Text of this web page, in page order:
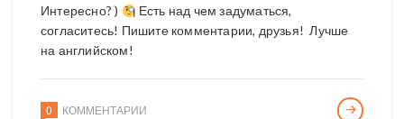
Интересно? )
Есть над чем задуматься,
согласитесь! Пишите комментарии, друзья! Лучше
на английском!
0 КОММЕНТАРИИ